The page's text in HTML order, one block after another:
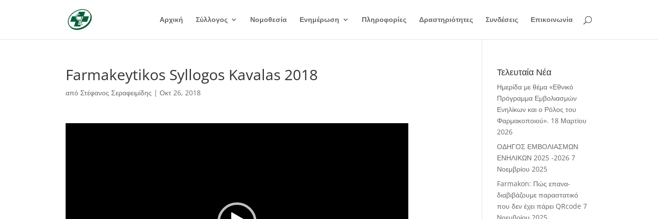
Αρχική Σύλλογος Νομοθεσία Ενημέρωση Πληροφορίες Δραστηριότητες Συνδέσεις Επικοινωνία
Farmakeytikos Syllogos Kavalas 2018
απόΣτέφανος Σεραφειμίδης |Οκτ 26, 2018
Τελευταία Νέα
Ημερίδα με θέμα «Εθνικό
Πρόγραμμα Εμβολιασμών
Ενηλίκων και ο Ρόλος του
Φαρμακοποιού». 18 Μαρτίου
2026
ΟΔΗΓΟΣ ΕΜΒΟΛΙΑΣΜΩΝ
ΕΝΗΛΙΚΩΝ 2025 -2026 7
Νοεμβρίου 2025
Farmakon: Πώς επανα-
διαβιβάζουμε παραστατικό
που δεν έχει πάρει QRcode 7